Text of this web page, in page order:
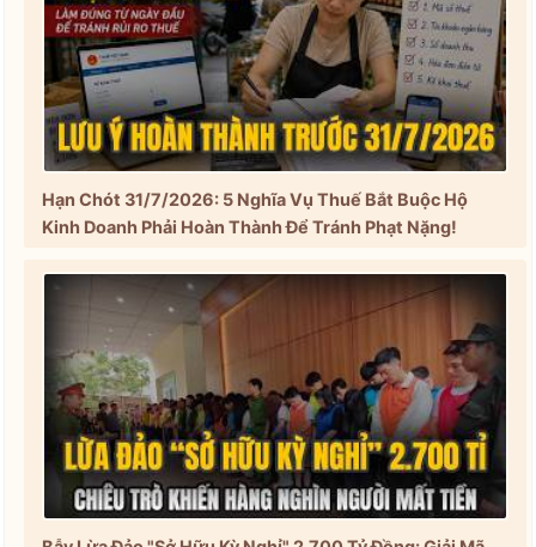
Hạn Chót 31/7/2026: 5 Nghĩa Vụ Thuế Bắt Buộc Hộ
Kinh Doanh Phải Hoàn Thành Để Tránh Phạt Nặng!